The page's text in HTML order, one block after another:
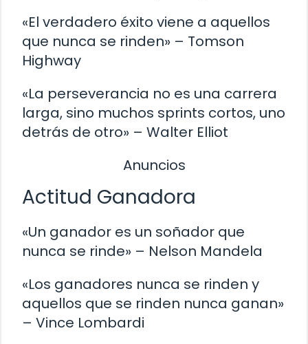
«El verdadero éxito viene a aquellos
que nunca se rinden» – Tomson
Highway
«La perseverancia no es una carrera
larga, sino muchos sprints cortos, uno
detrás de otro» – Walter Elliot
Anuncios
Actitud Ganadora
«Un ganador es un soñador que
nunca se rinde» – Nelson Mandela
«Los ganadores nunca se rinden y
aquellos que se rinden nunca ganan»
– Vince Lombardi